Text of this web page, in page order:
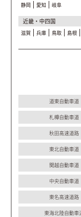
静岡 愛知 岐阜
近畿・中四国
滋賀 兵庫 鳥取 島根
道東自動車道
札樽自動車道
秋田高速道路
東北自動車道
関越自動車道
中央自動車道
東名高速道路
東海北陸自動車